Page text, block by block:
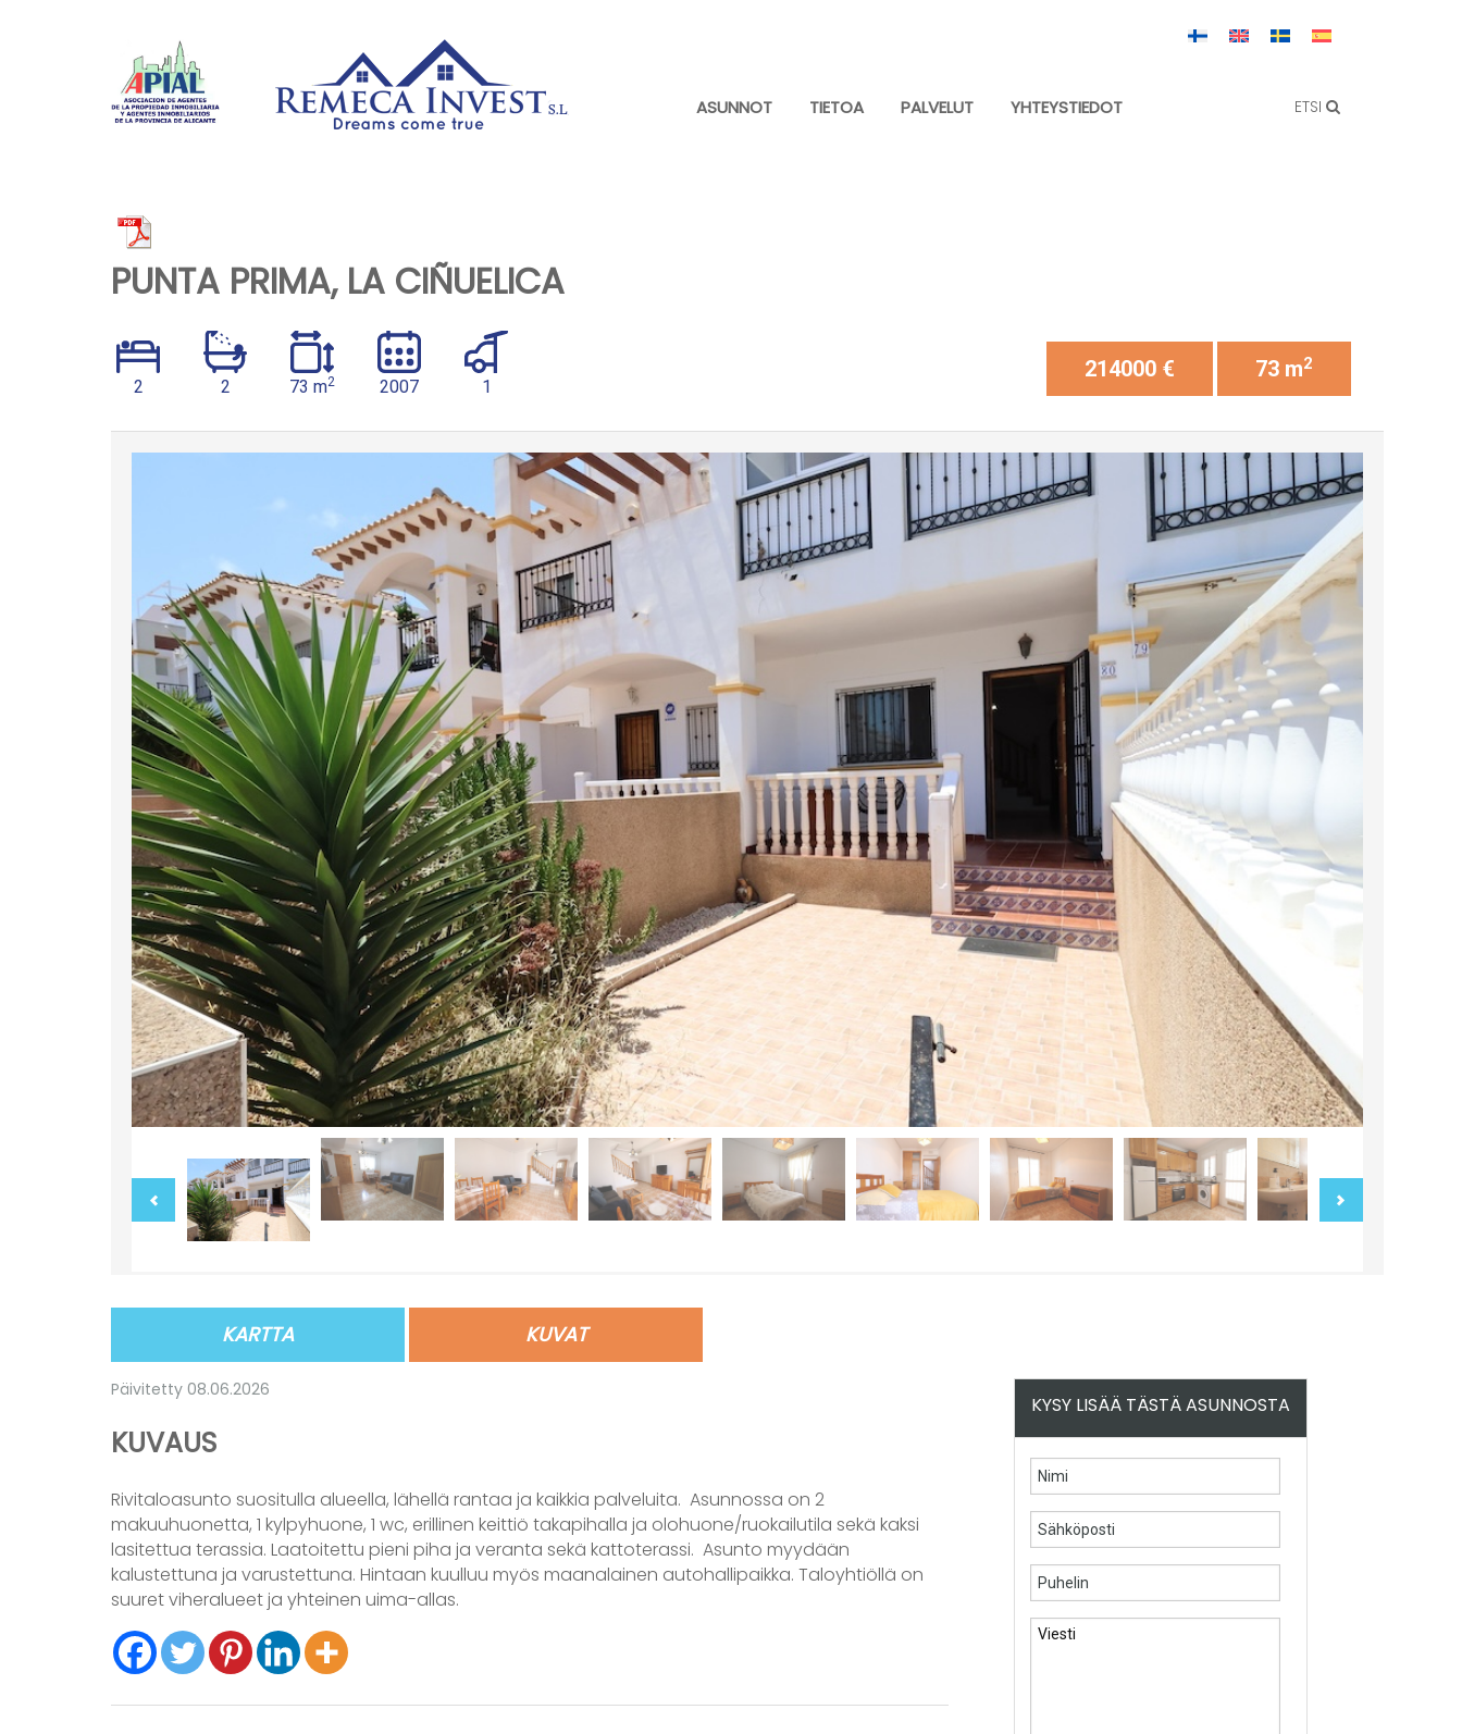
ETSI
ASUNNOT TIETOA PALVELUT YHTEYSTIEDOT
PUNTA PRIMA, LA CIÑUELICA
2 2 73 m2 2007 1
214000 € 73 m2
KARTTA KUVAT
Päivitetty 08.06.2026
KUVAUS
Rivitaloasunto suositulla alueella, lähellä rantaa ja kaikkia palveluita. Asunnossa on 2
makuuhuonetta, 1 kylpyhuone, 1 wc, erillinen keittiö takapihalla ja olohuone/ruokailutila sekä kaksi
lasitettua terassia. Laatoitettu pieni piha ja veranta sekä kattoterassi. Asunto myydään
kalustettuna ja varustettuna. Hintaan kuulluu myös maanalainen autohallipaikka. Taloyhtiöllä on
suuret viheralueet ja yhteinen uima-allas.
KYSY LISÄÄ TÄSTÄ ASUNNOSTA